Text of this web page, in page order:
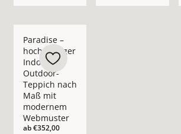
Paradise –
hochwertiger
Indoor- &
Outdoor-
Teppich nach
Maß mit
modernem
Webmuster
ab€352,00